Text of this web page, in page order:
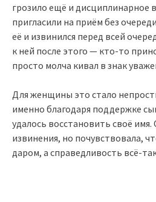
грозило ещё и дисциплинарное
пригласили на приём без
её и извинился перед всей
к ней после этого — кто-то
просто молча кивал в знак
Для женщины это стало
именно благодаря поддержке
удалось восстановить своё имя.
извинения, но почувствовала,
даром, а справедливость всё-